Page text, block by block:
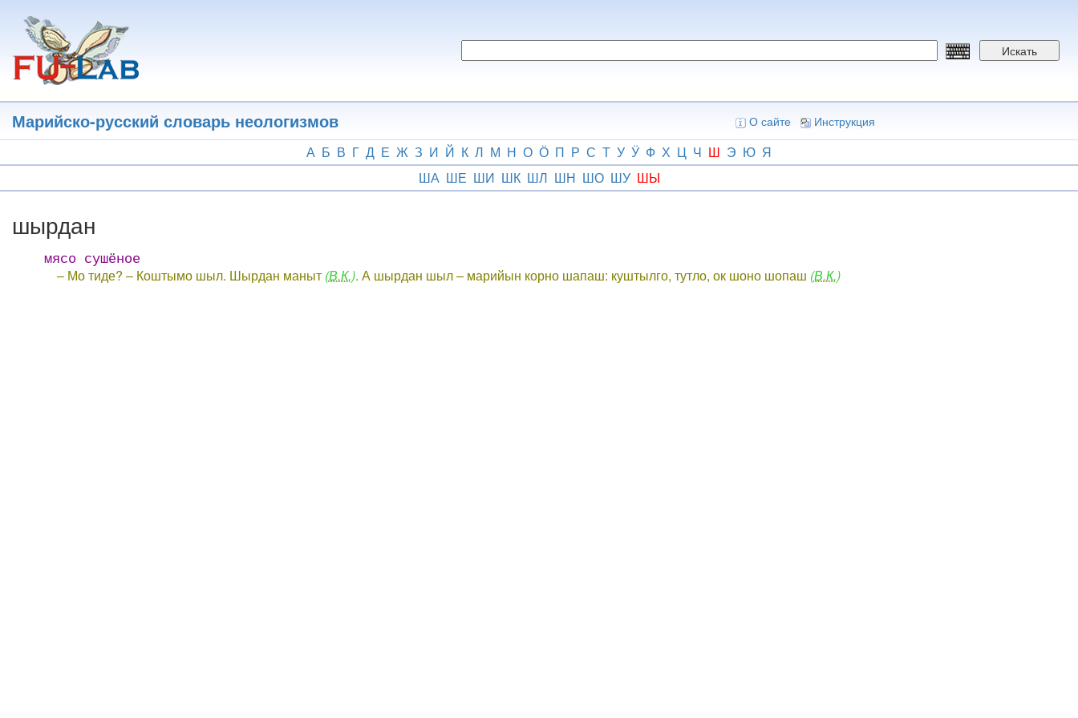
основному
содержанию
Искать
Марийско-русский словарь неологизмов О сайте Инструкция
А Б В Г Д Е Ж З И Й К Л М Н О Ӧ П Р С Т У Ӱ Ф Х Ц Ч Ш Э Ю Я
ША ШЕ ШИ ШК ШЛ ШН ШО ШУ ШЫ
шырдан
мясо сушёное
‒ Мо тиде? ‒ Коштымо шыл. Шырдан маныт (В.К.). А шырдан шыл ‒ марийын корно шапаш: куштылго, тутло, ок шоно шопаш (В.К.)